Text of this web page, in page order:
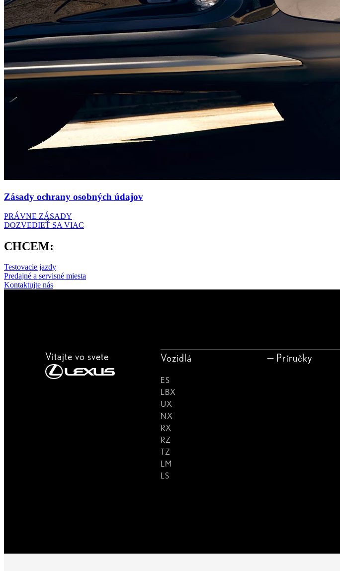
Zásady ochrany osobných údajov
PRÁVNE ZÁSADY
DOZVEDIEŤ SA VIAC
CHCEM:
Testovacie jazdy
Predajné a servisné miesta
Kontaktujte nás
Vitajte vo svete Vozidlá
ES
LBX
UX
NX
RX
RZ
TZ
LM
LS
Príručky